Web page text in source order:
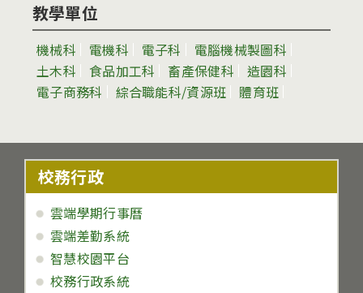
教學單位
機械科 電機科 電子科
電腦機械製圖科
土木科
食品加工科 畜產保健科
造園科
電子商務科
綜合職能科/資源班 體育班
校務行政
雲端學期行事曆
雲端差勤系統
智慧校園平台
校務行政系統